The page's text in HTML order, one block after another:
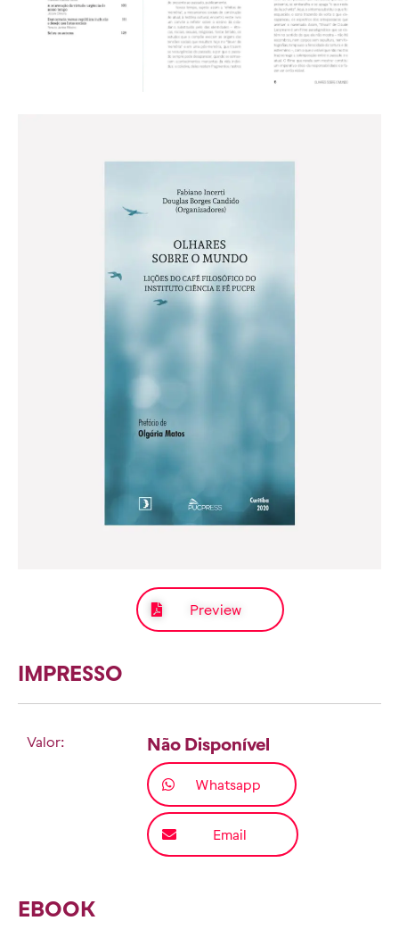
Preview
IMPRESSO
Valor: Não Disponível
Whatsapp
Email
EBOOK